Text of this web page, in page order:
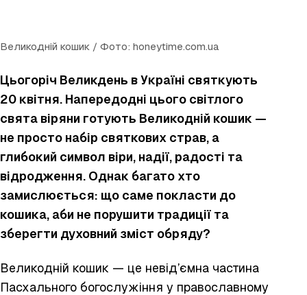
Великодній кошик / Фото: honeytime.com.ua
Цьогоріч Великдень в Україні святкують
20 квітня. Напередодні цього світлого
свята віряни готують Великодній кошик —
не просто набір святкових страв, а
глибокий символ віри, надії, радості та
відродження. Однак багато хто
замислюється: що саме покласти до
кошика, аби не порушити традиції та
зберегти духовний зміст обряду?
Великодній кошик — це невід’ємна частина
Пасхального богослужіння у православному